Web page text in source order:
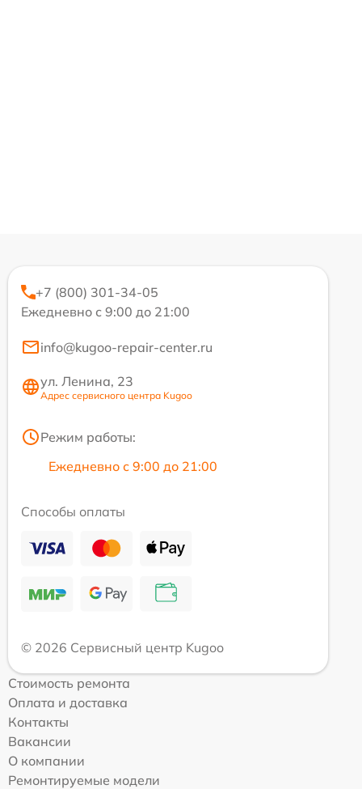
+7 (800) 301-34-05
Ежедневно с 9:00 до 21:00
info@kugoo-repair-center.ru
ул. Ленина, 23
Адрес сервисного центра Kugoo
Режим работы:
Ежедневно с 9:00 до 21:00
Способы оплаты
© 2026 Сервисный центр Kugoo
Стоимость ремонта
Оплата и доставка
Контакты
Вакансии
О компании
Ремонтируемые модели